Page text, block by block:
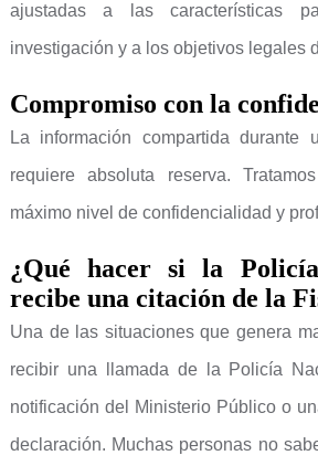
ajustadas a las características
investigación y a los objetivos legales
Compromiso con la
La información compartida durante
requiere absoluta reserva.
máximo nivel de confidencialidad y
¿Qué hacer si la
recibe una citación de la
Una de las situaciones que genera
recibir una llamada de la Policía
notificación del Ministerio Público o
declaración. Muchas personas no